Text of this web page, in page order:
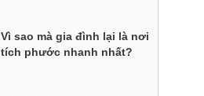
Vì sao mà gia đình lại là nơi
tích phước nhanh nhất?